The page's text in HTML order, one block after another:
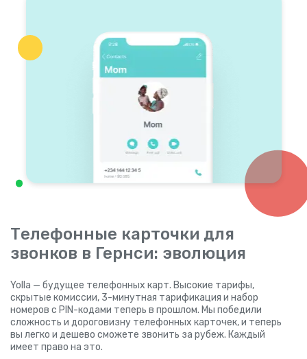
Телефонные карточки для
звонков в Гернси: эволюция
Yolla — будущее телефонных карт. Высокие тарифы,
скрытые комиссии, 3-минутная тарификация и набор
номеров с PIN-кодами теперь в прошлом. Мы победили
сложность и дороговизну телефонных карточек, и теперь
вы легко и дешево сможете звонить за рубеж. Каждый
имеет право на это.